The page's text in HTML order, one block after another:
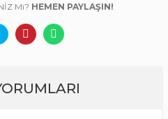
Mi? HEMEN PAYLAŞIN!